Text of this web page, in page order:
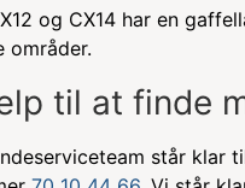
og CX14 har en
områder.
til at finde
står klar